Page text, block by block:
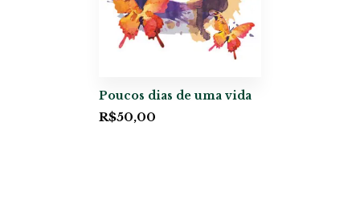
Poucos dias de uma vida
R$50,00